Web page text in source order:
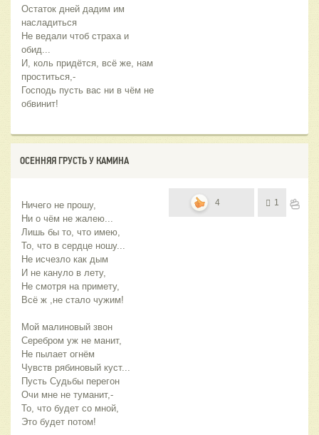
Остаток дней дадим им
насладиться
Не ведали чтоб страха и
обид...
И, коль придётся, всё же, нам
проститься,-
Господь пусть вас ни в чём не
обвинит!
ОСЕННЯЯ ГРУСТЬ У КАМИНА
Ничего не прошу,
Ни о чём не жалею...
Лишь бы то, что имею,
То, что в сердце ношу...
Не исчезло как дым
И не кануло в лету,
Не смотря на примету,
Всё ж ,не стало чужим!
Мой малиновый звон
Серебром уж не манит,
Не пылает огнём
Чувств рябиновый куст...
Пусть Судьбы перегон
Очи мне не туманит,-
То, что будет со мной,
Это будет потом!
4 1